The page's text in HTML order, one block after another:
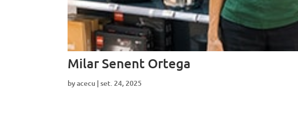
Milar Senent Ortega
byacecu |set. 24, 2025